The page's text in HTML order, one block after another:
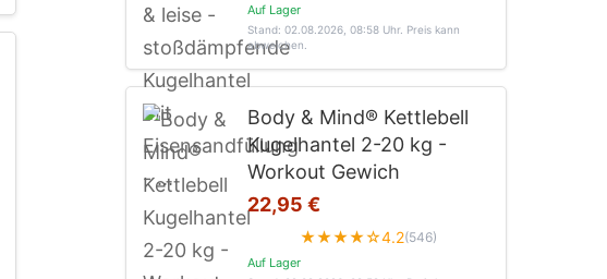
Auf Lager
Stand: 02.08.2026, 08:58 Uhr. Preis kann
abweichen.
Body & Mind® Kettlebell
Kugelhantel 2-20 kg -
Workout Gewich
22,95 €
★★★★☆4.2(546)
Auf Lager